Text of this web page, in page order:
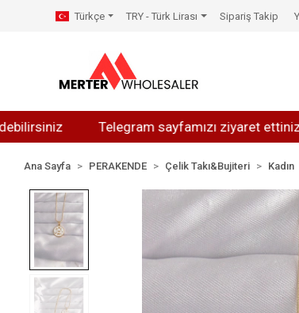
Telegram sayfamızı ziyaret ettiniz mi?
Türkçe TRY - Türk Lirası Sipariş Takip
Ana Sayfa PERAKENDE Çelik Takı&Bujiteri Kadın